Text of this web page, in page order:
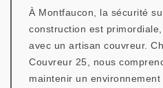
À Montfaucon, la sécurité
construction est
avec un artisan couvreur.
Couvreur 25, nous
maintenir un